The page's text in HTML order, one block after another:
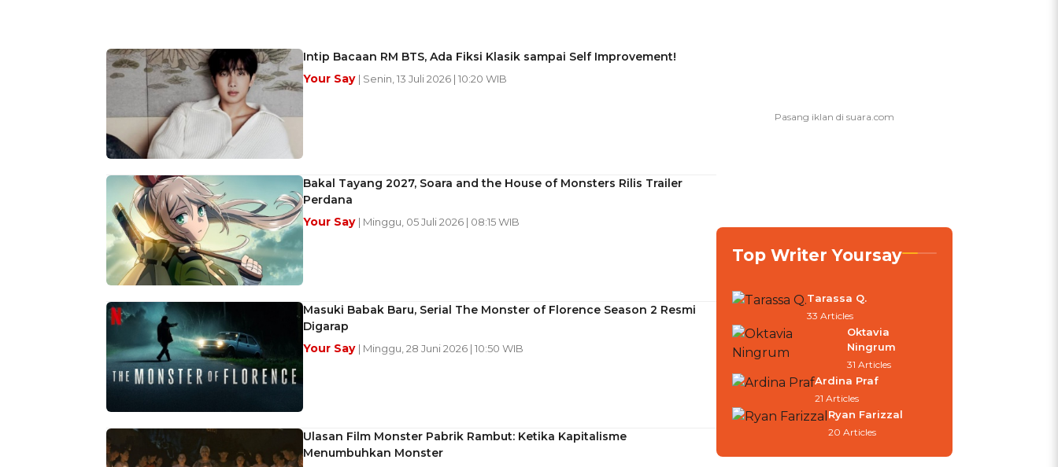
Intip Bacaan RM BTS, Ada Fiksi Klasik sampai Self Improvement!
Your Say | Senin, 13 Juli 2026 | 10:20 WIB
Bakal Tayang 2027, Soara and the House of Monsters Rilis Trailer
Perdana
Your Say | Minggu, 05 Juli 2026 | 08:15 WIB
Masuki Babak Baru, Serial The Monster of Florence Season 2 Resmi
Digarap
Your Say | Minggu, 28 Juni 2026 | 10:50 WIB
Ulasan Film Monster Pabrik Rambut: Ketika Kapitalisme
Menumbuhkan Monster
Top Writer Yoursay
Tarassa Q.
33 Articles
Oktavia
Ningrum
31 Articles
Ardina Praf
21 Articles
Ryan Farizzal
20 Articles